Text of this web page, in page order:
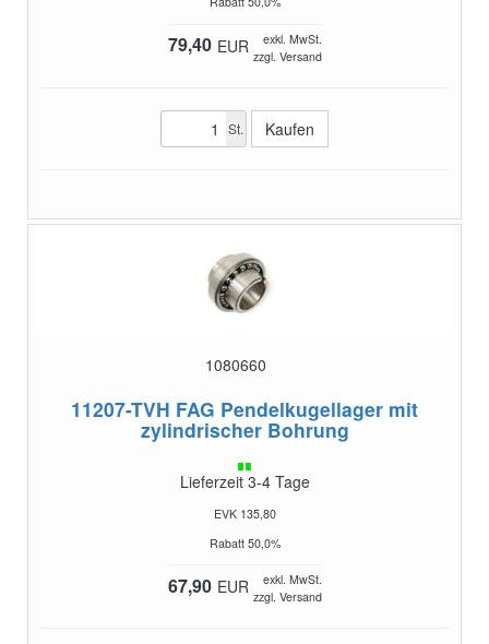
79,40 EUR
exkl. MwSt.
zzgl. Versand
St.
1080660
11207-TVH FAG Pendelkugellager mit
zylindrischer Bohrung
Lieferzeit 3-4 Tage
EVK 135,80
Rabatt 50,0%
67,90 EUR
exkl. MwSt.
zzgl. Versand